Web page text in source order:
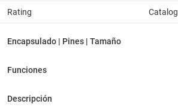
Rating Catalog